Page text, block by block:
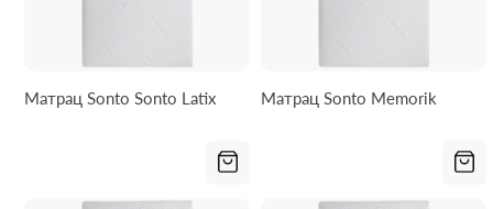
Матрац Sonto Sonto Latix Матрац Sonto Memorik